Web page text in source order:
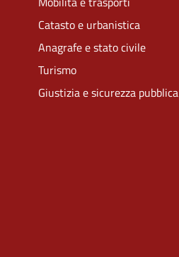
Catasto e urbanistica
Anagrafe e stato civile
Turismo
Giustizia e sicurezza pubblica